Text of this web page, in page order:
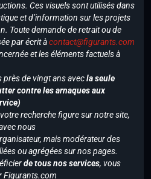
Ces visuels sont utilisés dans
et d’information sur les projets
Toute demande de retrait ou de
par écrit àcontact@figurants.com
et les éléments factuels à
de vingt ans avecla seule
contre les arnaques aux
recherche figure sur notre site,
nous
mais modérateur des
ou agrégées sur nos pages.
de tous nos services, vous
Figurants.com